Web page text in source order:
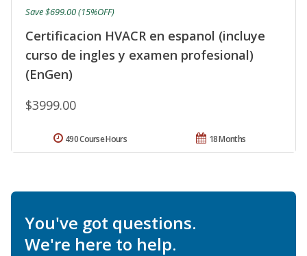
Certificacion HVACR en espanol (incluye
curso de ingles y examen profesional)
(EnGen)
$3999.00
Save $699.00 (15%OFF)
18 Months
490 Course Hours
You've got questions.
We're here to help.